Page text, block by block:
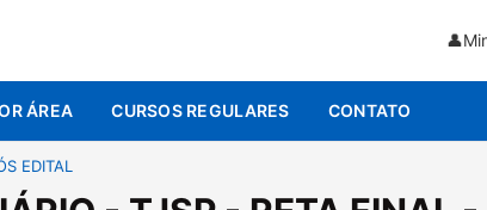
👤
ÁREA CURSOS REGULARES CONTATO
EDITAL